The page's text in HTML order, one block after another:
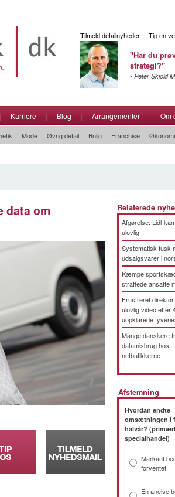
Tilmeld detailnyheder Tip en
"Har du
strategi?"
- Peter Skjold
| Karriere | Blog | Arrangementer | Om
Mode Øvrig detail Bolig Franchise Økonomi
data om
Relaterede
Afgørelse: Lidl-
ulovlig
Systematisk fusk
udsalgsvarer i
Kæmpe
straffede ansatte
Frustreret
ulovlig video efter
uopklarede
Mange danskere
datamisbrug hos
netbutikkerne
Afstemning
Hvordan endte
omsætningen i
halvår?
specialhandel)
Markant
forventet
En anelse